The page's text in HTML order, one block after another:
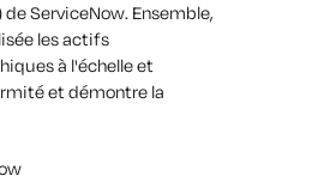
ServiceNow. Ensemble,
les actifs
à l'échelle et
et démontre la